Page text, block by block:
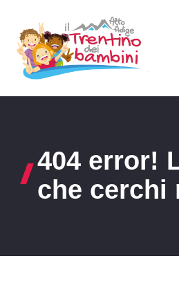
contenuto
404 error!
che cerchi